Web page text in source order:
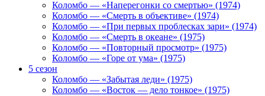
Коломбо — «Наперегонки со смертью» (1974)
Коломбо — «Смерть в объективе» (1974)
Коломбо — «При первых проблесках зари» (1974)
Коломбо — «Смерть в океане» (1975)
Коломбо — «Повторный просмотр» (1975)
Коломбо — «Горе от ума» (1975)
5 сезон
Коломбо — «Забытая леди» (1975)
Коломбо — «Восток — дело тонкое» (1975)